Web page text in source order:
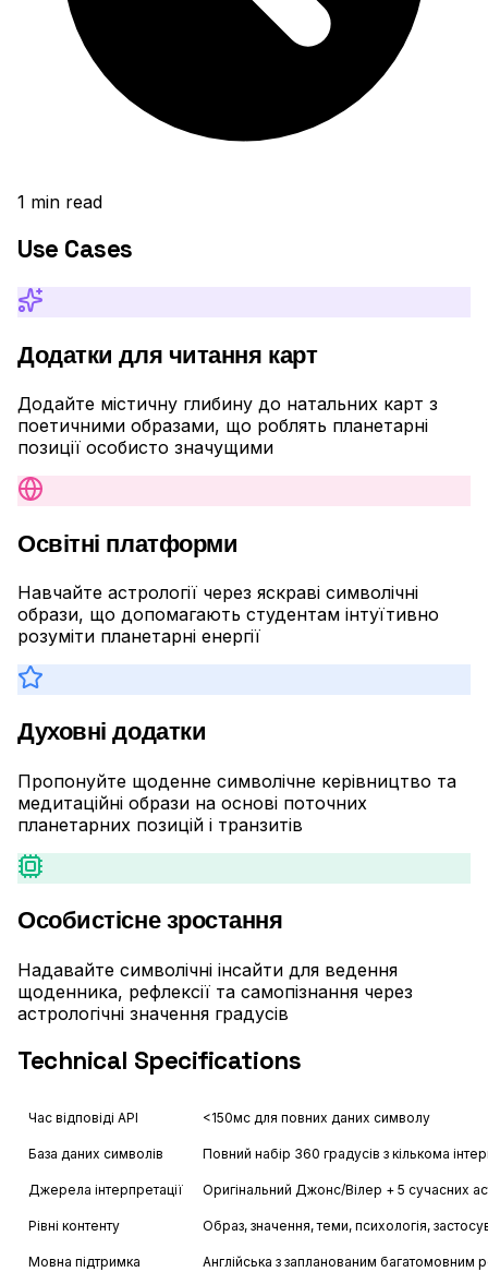
1 min read
Use Cases
Додатки для читання карт
Додайте містичну глибину до натальних карт з
поетичними образами, що роблять планетарні
позиції особисто значущими
Освітні платформи
Навчайте астрології через яскраві символічні
образи, що допомагають студентам інтуїтивно
розуміти планетарні енергії
Духовні додатки
Пропонуйте щоденне символічне керівництво та
медитаційні образи на основі поточних
планетарних позицій і транзитів
Особистісне зростання
Надавайте символічні інсайти для ведення
щоденника, рефлексії та самопізнання через
астрологічні значення градусів
Technical Specifications
Час відповіді API <150мс для повних даних символу
База даних символів Повний набір 360 градусів з кількома
Джерела інтерпретації Оригінальний Джонс/Вілер + 5 сучасних
Рівні контенту Образ, значення, теми, психологія,
Мовна підтримка Англійська з запланованим багатомовним